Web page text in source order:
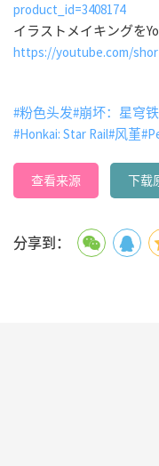
product_id=3408174
イラストメイキングを
https://youtube.com/
#粉色头发#崩坏：星穹
#Honkai: Star Rail#风堇
查看来源 下载
分享到：